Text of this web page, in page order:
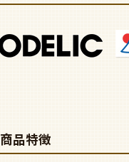
商品特徴